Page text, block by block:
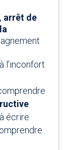
arrêt de
l’inconfort
écrire